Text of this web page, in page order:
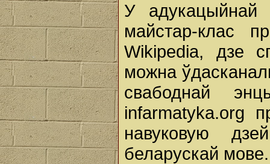
У адукацыйнай
майстар-клас
Wikipedia, дзе
можна
свабоднай
infarmatyka.org
навуковую
беларускай мове.